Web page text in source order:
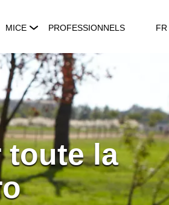
MICE PROFESSIONNELS FR
toute la